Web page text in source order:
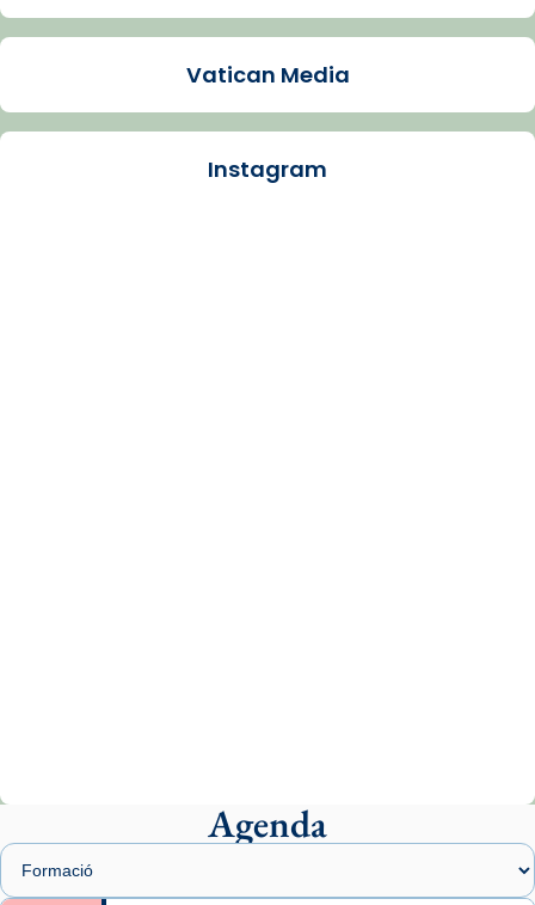
Mons. Sergi Gordo, bisbe de Tortosa, ha
Santes de Mataró.
🔗tinyurl.com/cvu5jmbk
Arquebisbat de Barcelona
2 weeks ago
Memòria de les santes Juliana i
Vatican Media
Instagram
Agenda